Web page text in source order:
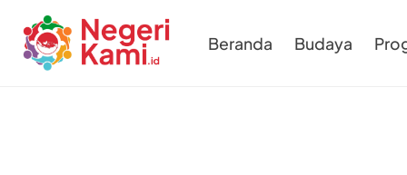
Beranda Budaya